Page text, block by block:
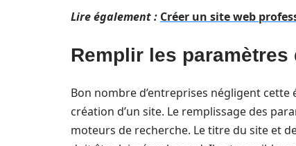
Lire également : Créer un site web
Remplir les paramètres
Bon nombre d’entreprises négligent cette
création d’un site. Le remplissage des
moteurs de recherche. Le titre du site et